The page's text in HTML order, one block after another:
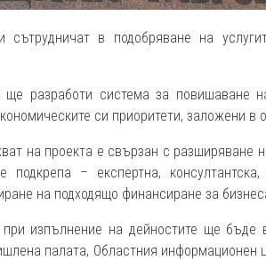
в подобряване на
ще разработи система за повишаване
си приоритети, заложени в
на проекта е свързан с разширяване
подкрепа – експертна,
на подходящо финансиране за
изпълнение на дейностите ще бъде
палата, Областния информационен